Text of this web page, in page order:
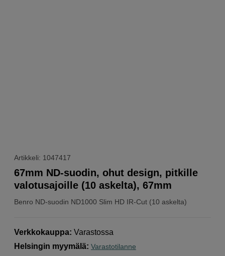
Artikkeli: 1047417
Benro ND-suodin ND1000 Slim HD IR-Cut (10 askelta)
67mm ND-suodin, ohut design, pitkille
valotusajoille (10 askelta), 67mm
Verkkokauppa: Varastossa
Helsingin myymälä: Varastotilanne